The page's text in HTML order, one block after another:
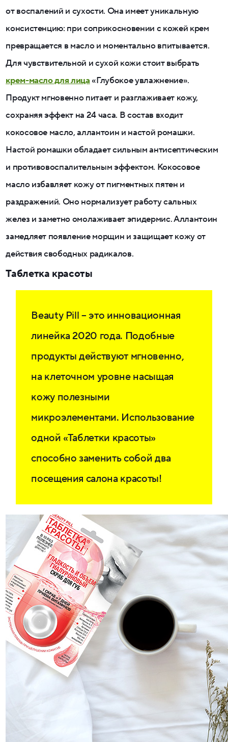
от воспалений и сухости. Она имеет уникальную
консистенцию: при соприкосновении с кожей крем
превращается в масло и моментально впитывается.
Для чувствительной и сухой кожи стоит выбрать
крем-масло для лица «Глубокое увлажнение».
Продукт мгновенно питает и разглаживает кожу,
сохраняя эффект на 24 часа. В состав входит
кокосовое масло, аллантоин и настой ромашки.
Настой ромашки обладает сильным антисептическим
и противовоспалительным эффектом. Кокосовое
масло избавляет кожу от пигментных пятен и
раздражений. Оно нормализует работу сальных
желез и заметно омолаживает эпидермис. Аллантоин
замедляет появление морщин и защищает кожу от
действия свободных радикалов.
Таблетка красоты
Beauty Pill – это инновационная
линейка 2020 года. Подобные
продукты действуют мгновенно,
на клеточном уровне насыщая
кожу полезными
микроэлементами. Использование
одной «Таблетки красоты»
способно заменить собой два
посещения салона красоты!